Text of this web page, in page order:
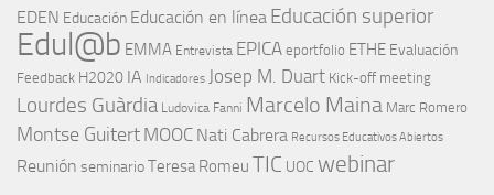
EDEN Educación Educación en línea Educación superior
Edul@b EMMA Entrevista EPICA eportfolio ETHE Evaluación
Feedback H2020 IA Indicadores Josep M. Duart Kick-off meeting
Lourdes Guàrdia Ludovica Fanni Marcelo Maina Marc Romero
Montse Guitert MOOC Nati Cabrera Recursos Educativos Abiertos
Reunión seminarioTeresa Romeu TIC UOC webinar